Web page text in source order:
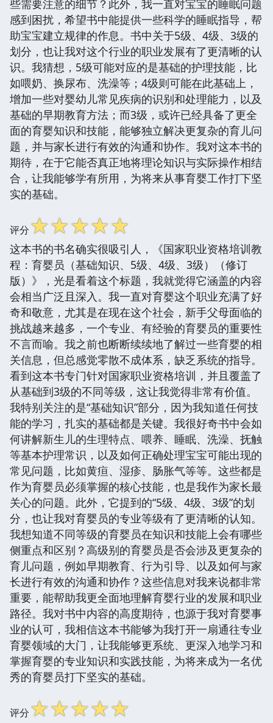
些需要注意的细节？此外，我一直对宝宝的睡眠问题
感到困扰，希望书中能提供一些科学的睡眠指导，帮
助宝宝建立规律的作息。书中关于5级、4级、3级的
划分，也让我对这个行业的职业发展有了更清晰的认
识。我猜想，5级可能对应的是基础的护理技能，比
如喂奶、换尿布、洗澡等；4级则可能在此基础上，
增加一些对婴幼儿常见疾病的识别和处理能力，以及
基础的早期教育方法；而3级，或许已经具备了更全
面的育婴知识和技能，能够独立解决更复杂的育儿问
题，并与家长进行有效的沟通和协作。我对这本书的
期待，在于它能否真正地将理论知识与实际操作相结
合，让我能够学有所用，为将来从事育婴工作打下坚
实的基础。
评分☆☆☆☆☆
这本书的书名确实很吸引人，《国家职业资格培训教
程：育婴员（基础知识、5级、4级、3级）（修订
版）》，光是看着这个标题，我就觉得它涵盖的内容
会相当广泛且深入。我一直对育婴这个职业充满了好
奇和敬意，尤其是在现在这个社会，新手父母面临的
挑战越来越多，一个专业、有经验的育婴员的重要性
不言而喻。我之前也断断续续地了解过一些育婴的相
关信息，但总感觉零散不成体系，缺乏系统的指导。
看到这本书专门针对国家职业资格培训，并且覆盖了
从基础到3级的不同等级，这让我觉得非常有价值。
我特别关注的是“基础知识”部分，因为我知道任何技
能的学习，扎实的基础都是关键。我很好奇书中会如
何讲解新生儿的生理特点、喂养、睡眠、洗澡、抚触
等基本护理常识，以及如何正确处理宝宝可能出现的
常见问题，比如黄疸、湿疹、肠胀气等等。这些都是
作为育婴员必须掌握的核心技能，也是我作为家长最
关心的问题。此外，它提到的“5级、4级、3级”的划
分，也让我对育婴员的专业等级有了更清晰的认知。
我想知道不同等级的育婴员在知识和技能上会有哪些
侧重点和区别？高级别的育婴员是否会涉及更复杂的
育儿问题，例如早期教育、行为引导、以及如何与家
长进行有效的沟通和协作？这些信息对我来说都非常
重要，能帮助我更全面地理解育婴行业的发展和职业
路径。我对书中内容的高度期待，也源于我对育婴事
业的认可，我相信这本书能够为我打开一扇通往专业
育婴领域的大门，让我能够更系统、更深入地学习和
掌握育婴的专业知识和实践技能，为将来成为一名优
秀的育婴员打下坚实的基础。
评分☆☆☆☆☆